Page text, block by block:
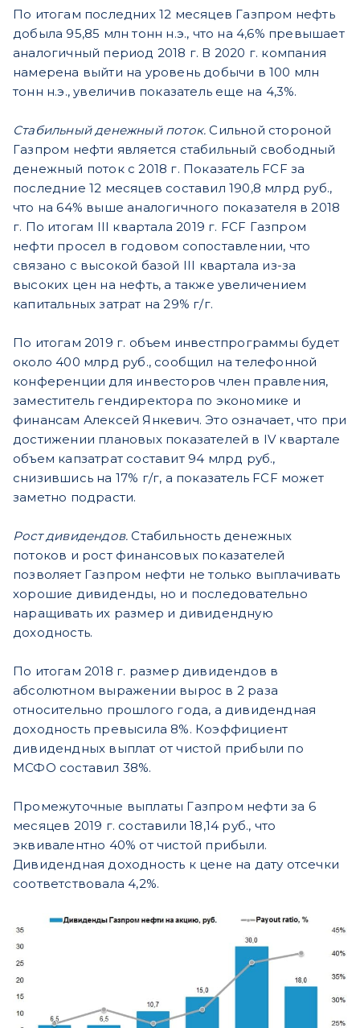
По итогам последних 12 месяцев Газпром нефть
добыла 95,85 млн тонн н.э., что на 4,6% превышает
аналогичный период 2018 г. В 2020 г. компания
намерена выйти на уровень добычи в 100 млн
тонн н.э., увеличив показатель еще на 4,3%.
Стабильный денежный поток. Сильной стороной
Газпром нефти является стабильный свободный
денежный поток с 2018 г. Показатель FCF за
последние 12 месяцев составил 190,8 млрд руб.,
что на 64% выше аналогичного показателя в 2018
г. По итогам III квартала 2019 г. FCF Газпром
нефти просел в годовом сопоставлении, что
связано с высокой базой III квартала из-за
высоких цен на нефть, а также увеличением
капитальных затрат на 29% г/г.
По итогам 2019 г. объем инвестпрограммы будет
около 400 млрд руб., сообщил на телефонной
конференции для инвесторов член правления,
заместитель гендиректора по экономике и
финансам Алексей Янкевич. Это означает, что при
достижении плановых показателей в IV квартале
объем капзатрат составит 94 млрд руб.,
снизившись на 17% г/г, а показатель FCF может
заметно подрасти.
Рост дивидендов.Стабильность денежных
потоков и рост финансовых показателей
позволяет Газпром нефти не только выплачивать
хорошие дивиденды, но и последовательно
наращивать их размер и дивидендную
доходность.
По итогам 2018 г. размер дивидендов в
абсолютном выражении вырос в 2 раза
относительно прошлого года, а дивидендная
доходность превысила 8%. Коэффициент
дивидендных выплат от чистой прибыли по
МСФО составил 38%.
Промежуточные выплаты Газпром нефти за 6
месяцев 2019 г. составили 18,14 руб., что
эквивалентно 40% от чистой прибыли.
Дивидендная доходность к цене на дату отсечки
соответствовала 4,2%.